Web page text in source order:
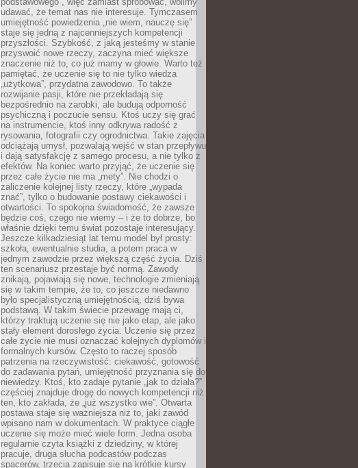
udawać, że temat nas nie interesuje. Tymczasem
umiejętność powiedzenia „nie wiem, nauczę się”
staje się jedną z najcenniejszych kompetencji
przyszłości. Szybkość, z jaką jesteśmy w stanie
przyswoić nowe rzeczy, zaczyna mieć większe
znaczenie niż to, co już mamy w głowie. Warto też
pamiętać, że uczenie się to nie tylko wiedza
„użytkowa”, przydatna zawodowo. To także
rozwijanie pasji, które nie przekładają się
bezpośrednio na zarobki, ale budują odporność
psychiczną i poczucie sensu. Ktoś uczy się grać
na instrumencie, ktoś inny odkrywa radość z
rysowania, fotografii czy ogrodnictwa. Takie zajęcia
odciążają umysł, pozwalają wejść w stan przepływu
i dają satysfakcję z samego procesu, a nie tylko z
efektów. Na koniec warto przyjąć, że uczenie się
przez całe życie nie ma „mety”. Nie chodzi o
zaliczenie kolejnej listy rzeczy, które „wypada
znać”, tylko o budowanie postawy ciekawości i
otwartości. To spokojna świadomość, że zawsze
będzie coś, czego nie wiemy – i że to dobrze, bo
właśnie dzięki temu świat pozostaje interesujący.
Jeszcze kilkadziesiąt lat temu model był prosty:
szkoła, ewentualnie studia, a potem praca w
jednym zawodzie przez większą część życia. Dziś
ten scenariusz przestaje być normą. Zawody
znikają, pojawiają się nowe, technologie zmieniają
się w takim tempie, że to, co jeszcze niedawno
było specjalistyczną umiejętnością, dziś bywa
podstawą. W takim świecie przewagę mają ci,
którzy traktują uczenie się nie jako etap, ale jako
stały element dorosłego życia. Uczenie się przez
całe życie nie musi oznaczać kolejnych dyplomów i
formalnych kursów. Często to raczej sposób
patrzenia na rzeczywistość: ciekawość, gotowość
do zadawania pytań, umiejętność przyznania się do
niewiedzy. Ktoś, kto zadaje pytanie „jak to działa?”
częściej znajduje drogę do nowych kompetencji niż
ten, kto zakłada, że „już wszystko wie”. Otwarta
postawa staje się ważniejsza niż to, jaki zawód
wpisano nam w dokumentach. W praktyce ciągłe
uczenie się może mieć wiele form. Jedna osoba
regularnie czyta książki z dziedziny, w której
pracuje, druga słucha podcastów podczas
spacerów, trzecia zapisuje się na krótkie kursy